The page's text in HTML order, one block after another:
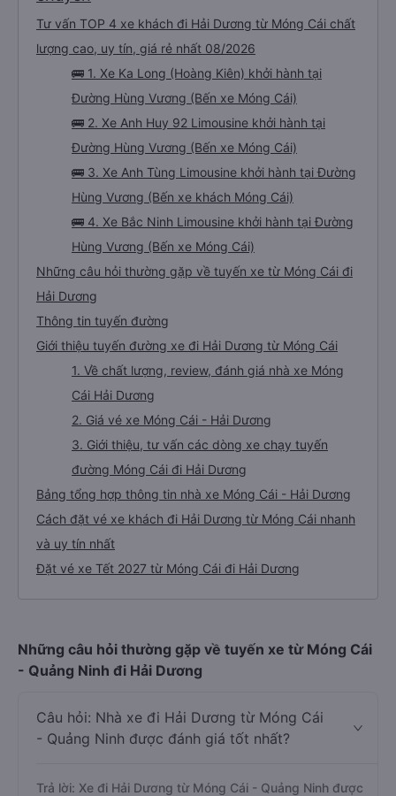
Tư vấn TOP 4 xe khách đi Hải Dương từ Móng Cái chất
lượng cao, uy tín, giá rẻ nhất 08/2026
🚌 1. Xe Ka Long (Hoàng Kiên) khởi hành tại
Đường Hùng Vương (Bến xe Móng Cái)
🚌 2. Xe Anh Huy 92 Limousine khởi hành tại
Đường Hùng Vương (Bến xe Móng Cái)
🚌 3. Xe Anh Tùng Limousine khởi hành tại Đường
Hùng Vương (Bến xe khách Móng Cái)
🚌 4. Xe Bắc Ninh Limousine khởi hành tại Đường
Hùng Vương (Bến xe Móng Cái)
Những câu hỏi thường gặp về tuyến xe từ Móng Cái đi
Hải Dương
Thông tin tuyến đường
Giới thiệu tuyến đường xe đi Hải Dương từ Móng Cái
1. Về chất lượng, review, đánh giá nhà xe Móng
Cái Hải Dương
2. Giá vé xe Móng Cái - Hải Dương
3. Giới thiệu, tư vấn các dòng xe chạy tuyến
đường Móng Cái đi Hải Dương
Bảng tổng hợp thông tin nhà xe Móng Cái - Hải Dương
Cách đặt vé xe khách đi Hải Dương từ Móng Cái nhanh
và uy tín nhất
Đặt vé xe Tết 2027 từ Móng Cái đi Hải Dương
Những câu hỏi thường gặp về tuyến xe từ Móng Cái
- Quảng Ninh đi Hải Dương
Câu hỏi: Nhà xe đi Hải Dương từ Móng Cái
- Quảng Ninh được đánh giá tốt nhất?
Trả lời: Xe đi Hải Dương từ Móng Cái - Quảng Ninh được